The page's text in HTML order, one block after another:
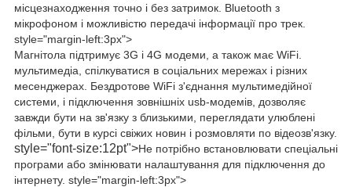
місцезнаходження точно і без затримок. Bluetooth з
мікрофоном і можливістю передачі інформації про трек.
style="margin-left:3px">
Магнітола підтримує 3G і 4G модеми, а також має WiFi.
мультимедіа, спілкуватися в соціальних мережах і різних
месенджерах. Бездротове WiFi з'єднання мультимедійної
системи, і підключення зовнішніх usb-модемів, дозволяє
завжди бути на зв'язку з близькими, переглядати улюблені
фільми, бути в курсі свіжих новин і розмовляти по відеозв'язку.
style="font-size:12pt">Не потрібно встановлювати спеціальні
програми або змінювати налаштування для підключення до
інтернету. style="margin-left:3px">